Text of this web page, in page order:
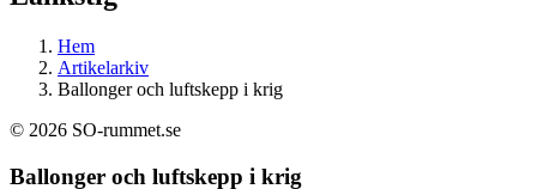
Hem
Artikelarkiv
Ballonger och luftskepp i krig
© 2026 SO-rummet.se
Ballonger och luftskepp i krig